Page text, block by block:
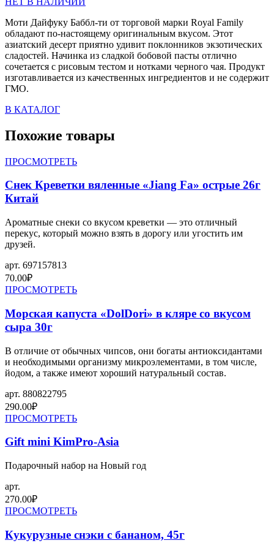
Моти Дайфуку Баббл-ти от торговой марки Royal Family
обладают по-настоящему оригинальным вкусом. Этот
азиатский десерт приятно удивит поклонников экзотических
сладостей. Начинка из сладкой бобовой пасты отлично
сочетается с рисовым тестом и нотками черного чая. Продукт
изготавливается из качественных ингредиентов и не содержит
ГМО.
В КАТАЛОГ
Похожие товары
ПРОСМОТРЕТЬ
Снек Креветки вяленные «Jiang Fa» острые 26г
Китай
Ароматные снеки со вкусом креветки — это отличный
перекус, который можно взять в дорогу или угостить им
друзей.
арт. 697157813
70.00₽
ПРОСМОТРЕТЬ
Морская капуста «DolDori» в кляре со вкусом
сыра 30г
В отличие от обычных чипсов, они богаты антиоксидантами
и необходимыми организму микроэлементами, в том числе,
йодом, а также имеют хороший натуральный состав.
арт. 880822795
290.00₽
ПРОСМОТРЕТЬ
Gift mini KimPro-Asia
Подарочный набор на Новый год
арт.
270.00₽
ПРОСМОТРЕТЬ
Кукурузные снэки с бананом, 45г